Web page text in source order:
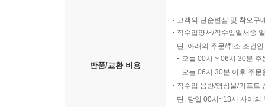
반품/교환 비용
고객의 단순변심 및 착오구
직수입양서/직수입일서중
단, 아래의 주문/취소 조건
오늘 00시 ~ 06시 30분
오늘 06시 30분 이후 주
직수입 음반/영상물/기프트
단, 당일 00시~13시 사이의